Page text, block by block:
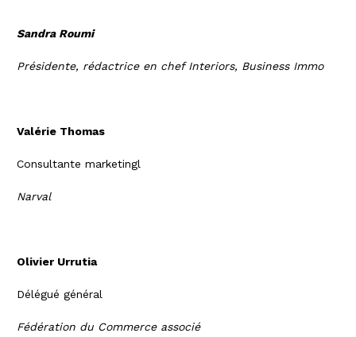
Sandra Roumi
Présidente, rédactrice en chef Interiors, Business Immo
Valérie Thomas
Consultante marketingl
Narval
Olivier Urrutia
Délégué général
Fédération du Commerce associé